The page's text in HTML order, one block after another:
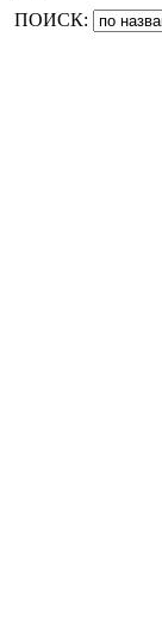
ПОИСК: